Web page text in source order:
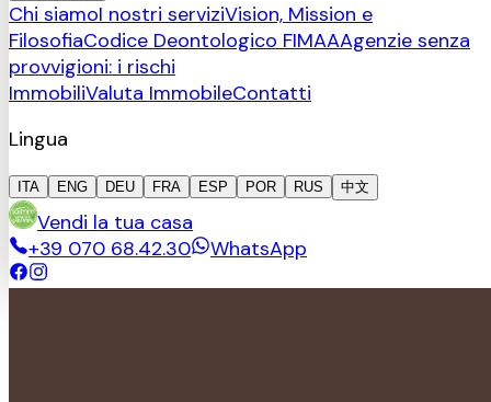
Chi siamoI nostri serviziVision, Mission e
FilosofiaCodice Deontologico FIMAAAgenzie senza
provvigioni: i rischi
ImmobiliValuta ImmobileContatti
Lingua
ITA ENG DEU FRA ESP POR RUS 中文
Vendi la tua casa
+39 070 68.42.30
WhatsApp